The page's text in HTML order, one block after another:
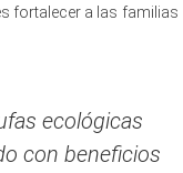
fortalecer a las familias
ecológicas
con beneficios